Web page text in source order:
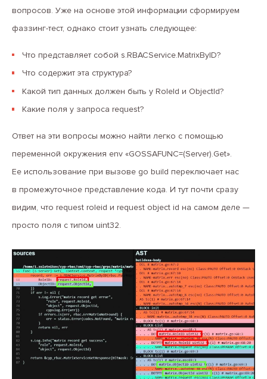
вопросов. Уже на основе этой информации сформируем
фаззинг-тест, однако стоит узнать следующее:
Что представляет собой s.RBACService.MatrixByID?
Что содержит эта структура?
Какой тип данных должен быть у RoleId и ObjectId?
Какие поля у запроса request?
Ответ на эти вопросы можно найти легко с помощью
переменной окружения env «GOSSAFUNC=(Server).Get».
Ее использование при вызове go build переключает нас
в промежуточное представление кода. И тут почти сразу
видим, что request roleid и request object id на самом деле —
просто поля с типом uint32.